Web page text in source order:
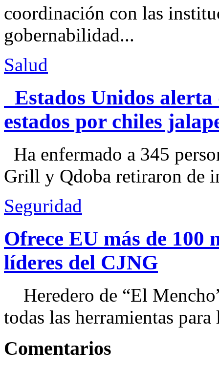
coordinación con las
gobernabilidad...
Salud
Estados Unidos alerta
estados por chiles
Ha enfermado a 345
Grill y Qdoba retiraron de
Seguridad
Ofrece EU más de 100
líderes del CJNG
Heredero de “El
todas las herramientas
Comentarios